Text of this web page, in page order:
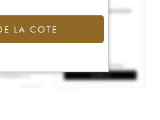
LA COTE